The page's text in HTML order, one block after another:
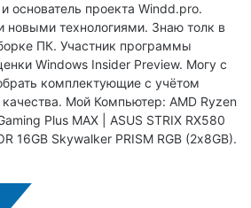
основатель проекта Windd.pro.
новыми технологиями. Знаю толк в
ПК. Участник программы
Windows Insider Preview. Могу с
комплектующие с учётом
Мой Компьютер: AMD Ryzen
Plus MAX | ASUS STRIX RX580
16GB Skywalker PRISM RGB (2х8GB).